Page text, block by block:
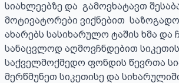
სიახლეებზე და  გამოვხატავთ
მოტივატორები ვიქნებით
ახარებს სასიხარულო ტაშის ხმა და
სანაცვლოდ აღმოვჩნდებით სიკეთის
საქველმოქმედო ფონდის წევრთა
მერწმუნეთ სიკეთისე და